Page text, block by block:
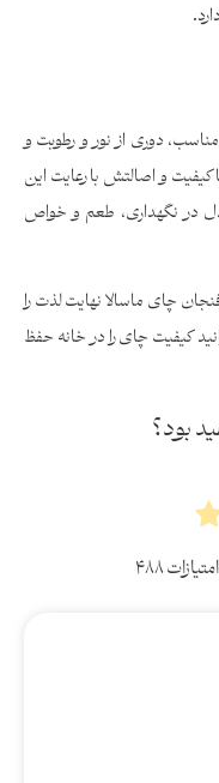
دوری از نور و رطوبت و
و اصالتش با رعایت این
در نگهداری، طعم و خواص
چای ماسالا نهایت لذت را
کیفیت چای را در خانه حفظ
بود؟
۴۸۸